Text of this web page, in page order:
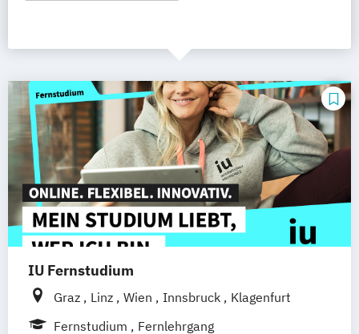
IU Fernstudium
Graz Linz Wien Innsbruck
Klagenfurt
Fernstudium
Fernlehrgang